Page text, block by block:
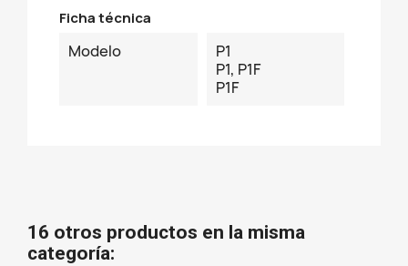
Ficha técnica
Modelo
P1
P1, P1F
P1F
16 otros productos en la misma
categoría: